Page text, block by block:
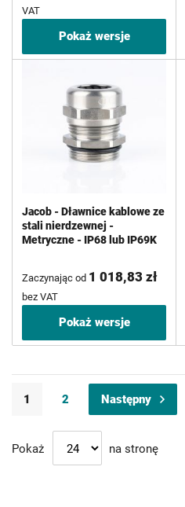
VAT
Pokaż wersje
Jacob - Dławnice kablowe ze
stali nierdzewnej -
Metryczne - IP68 lub IP69K
Zaczynając od 1 018,83 zł
bez VAT
Pokaż wersje
Aktualnie czytasz stronę
1 Strona
2 Strona
Następny
Pokaż na stronę